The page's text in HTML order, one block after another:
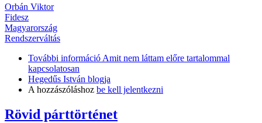
Orbán Viktor
Fidesz
Magyarország
Rendszerváltás
További információ Amit nem láttam előre tartalommal
kapcsolatosan
Hegedűs István blogja
A hozzászóláshoz be kell jelentkezni
Rövid párttörténet